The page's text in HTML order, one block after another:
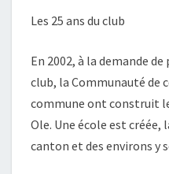
Les 25 ans du club
En 2002, à la demande
club, la Communauté de
commune ont construit
Ole. Une école est créée,
canton et des environs y